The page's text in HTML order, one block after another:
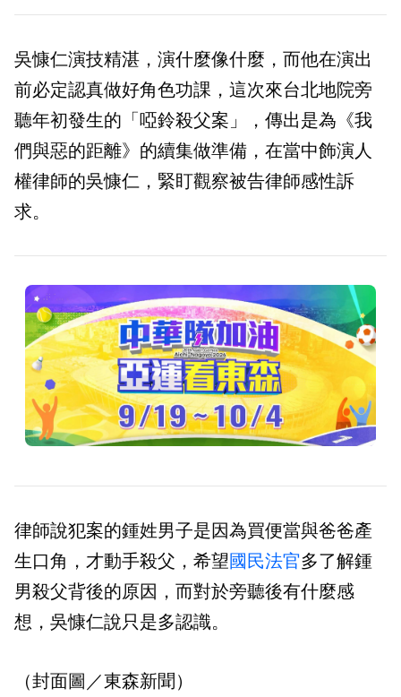
吳慷仁演技精湛，演什麼像什麼，而他在演出
前必定認真做好角色功課，這次來台北地院旁
聽年初發生的「啞鈴殺父案」，傳出是為 《我
們與惡的距離》 的續集做準備，在當中飾演人
權律師的吳慷仁，緊盯觀察被告律師感性訴
求。
律師說犯案的鍾姓男子是因為買便當與爸爸產
生口角，才動手殺父，希望國民法官多了解鍾
男殺父背後的原因，而對於旁聽後有什麼感
想，吳慷仁說只是多認識。
（封面圖／東森新聞）